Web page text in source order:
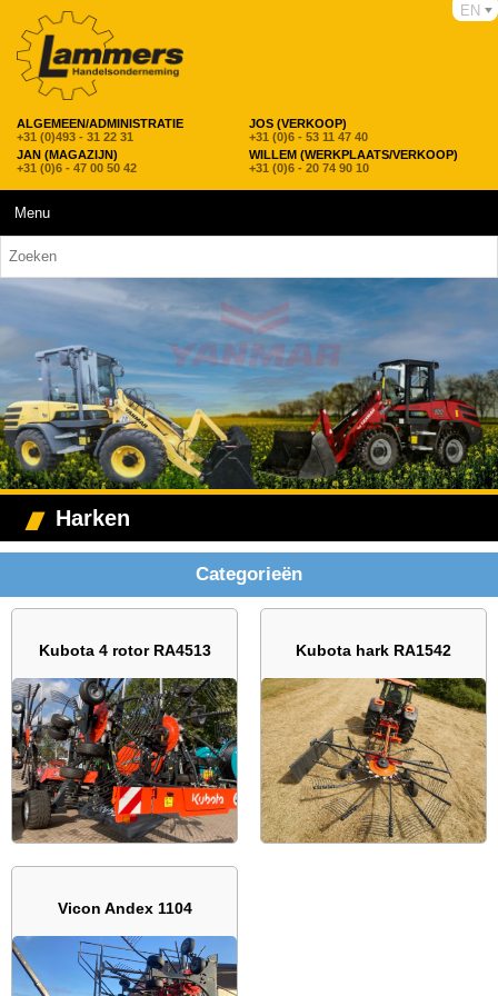
ALGEMEEN/ADMINISTRATIE
+31 (0)493 - 31 22 31
JOS (VERKOOP)
+31 (0)6 - 53 11 47 40
JAN (MAGAZIJN)
+31 (0)6 - 47 00 50 42
WILLEM (WERKPLAATS/VERKOOP)
+31 (0)6 - 20 74 90 10
EN
Menu
Harken
Categorieën
Kubota 4 rotor RA4513 Kubota hark RA1542
Vicon Andex 1104